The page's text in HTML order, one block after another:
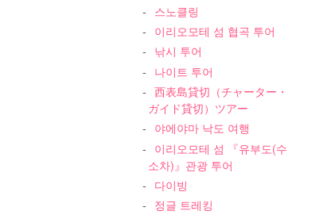
스노클링
이리오모테 섬 협곡 투어
낚시 투어
나이트 투어
西表島貸切（チャーター・
ガイド貸切）ツアー
야에야마 낙도 여행
이리오모테 섬 『유부도(수
소차)』관광 투어
다이빙
정글 트레킹